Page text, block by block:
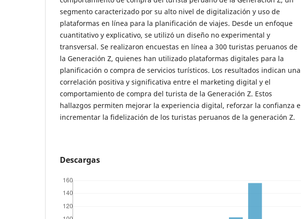
segmento caracterizado por su alto nivel de digitalización y uso de
plataformas en línea para la planificación de viajes. Desde un enfoque
cuantitativo y explicativo, se utilizó un diseño no experimental y
transversal. Se realizaron encuestas en línea a 300 turistas peruanos de
la Generación Z, quienes han utilizado plataformas digitales para la
planificación o compra de servicios turísticos. Los resultados indican una
correlación positiva y significativa entre el marketing digital y el
comportamiento de compra del turista de la Generación Z. Estos
hallazgos permiten mejorar la experiencia digital, reforzar la confianza e
incrementar la fidelización de los turistas peruanos de la generación Z.
Descargas